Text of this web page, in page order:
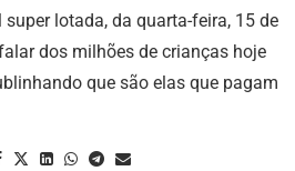
super lotada, da quarta-feira, 15 de
dos milhões de crianças hoje
que são elas que pagam